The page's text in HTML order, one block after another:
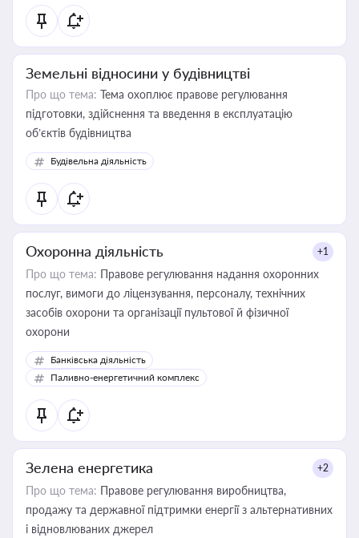
Земельні відносини у будівництві
Про що тема: Тема охоплює правове регулювання
підготовки, здійснення та введення в експлуатацію
об’єктів будівництва
Будівельна діяльність
Охоронна діяльність +1
Про що тема: Правове регулювання надання охоронних
послуг, вимоги до ліцензування, персоналу, технічних
засобів охорони та організації пультової й фізичної
охорони
Банківська діяльність
Паливно-енергетичний комплекс
Зелена енергетика +2
Про що тема: Правове регулювання виробництва,
продажу та державної підтримки енергії з альтернативних
і відновлюваних джерел